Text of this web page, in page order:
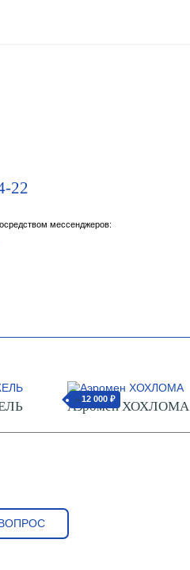
22
мессенджеров:
от 12 000 ₽
Аэромен ХОХЛОМА